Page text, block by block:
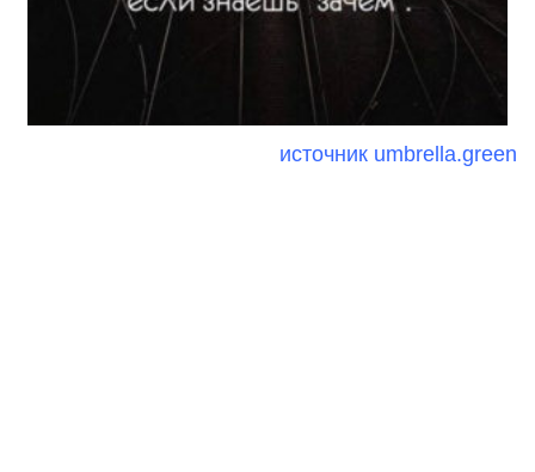
источник umbrella.green